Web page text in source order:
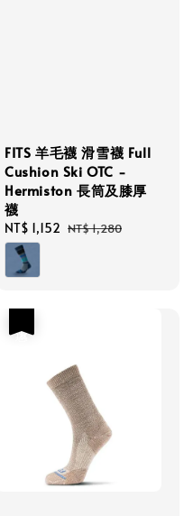
FITS 羊毛襪 滑雪襪 Full
Cushion Ski OTC -
Hermiston 長筒及膝厚
襪
Sale
price
NT$ 1,152 Regular
NT$ 1,280